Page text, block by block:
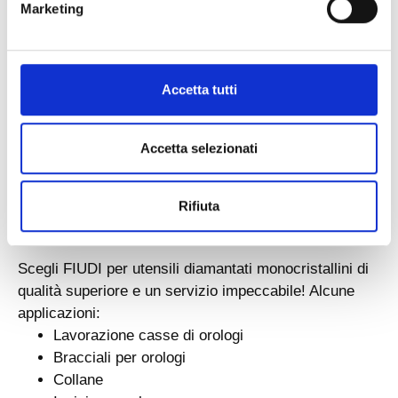
Marketing
Accetta tutti
Accetta selezionati
Rifiuta
specifiche. Perché scegliere FIUDI?
conoscenza del settore e innovazione.
garantire utensili privi di difetti.
Eccellente Servizio Clienti: Assistenza continua
e riaffilatura per tutti i nostri prodotti.
rispondere alle esigenze specifiche del cliente.
Certificazioni: Ogni processo è certificato
ISO9001 e ISO14001.
Scegli FIUDI per utensili diamantati monocristallini di
qualità superiore e un servizio impeccabile! Alcune
applicazioni:
Lavorazione casse di orologi
Bracciali per orologi
Collane